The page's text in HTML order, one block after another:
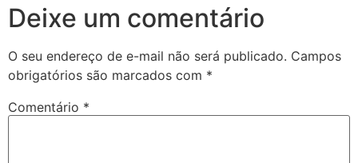
Deixe um comentário
O seu endereço de e-mail não será publicado. Campos
obrigatórios são marcados com *
Comentário *